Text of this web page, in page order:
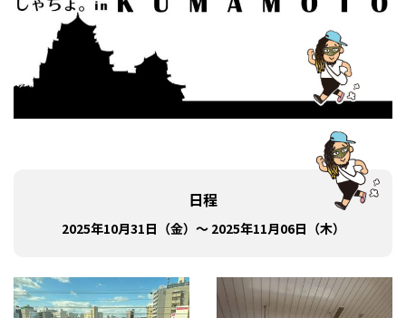
日程
2025年10月31日（金）～ 2025年11月06日（木）